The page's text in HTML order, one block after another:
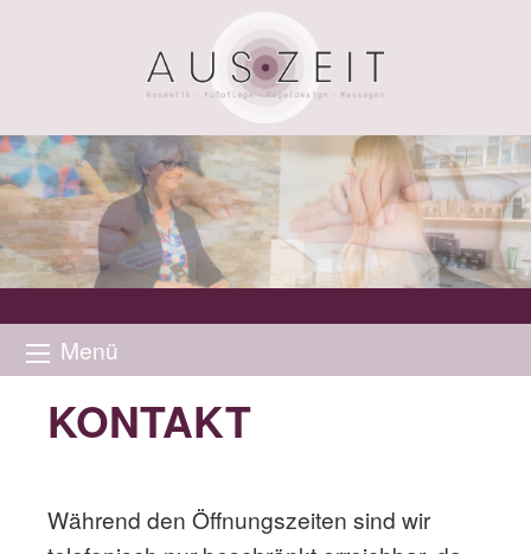
Menü
KONTAKT
Während den Öffnungszeiten sind wir